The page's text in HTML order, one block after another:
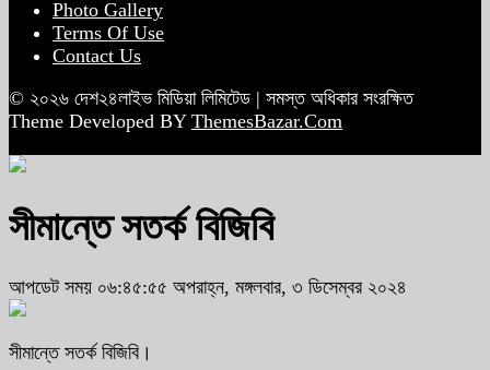
Photo Gallery
Terms Of Use
Contact Us
© ২০২৬ দেশ২৪লাইভ মিডিয়া লিমিটেড | সমস্ত অধিকার সংরক্ষিত
Theme Developed BY ThemesBazar.Com
সীমান্তে সতর্ক বিজিবি
আপডেট সময় ০৬:৪৫:৫৫ অপরাহ্ন, মঙ্গলবার, ৩ ডিসেম্বর ২০২৪
সীমান্তে সতর্ক বিজিবি।